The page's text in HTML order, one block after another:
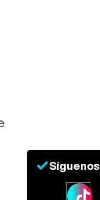
Síguenos